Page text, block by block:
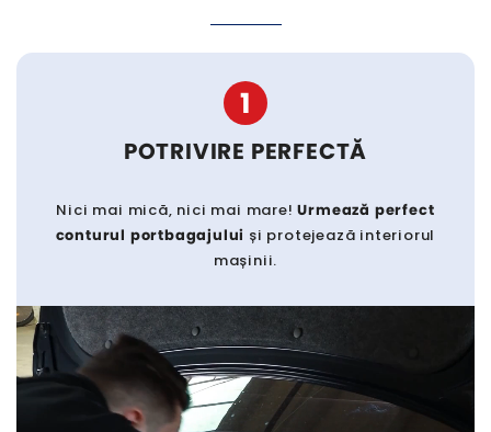
1
POTRIVIRE PERFECTĂ
Nici mai mică, nici mai mare!Urmează perfect
conturul portbagajului și protejează interiorul
mașinii.